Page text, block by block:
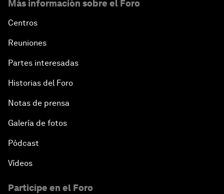
Más información sobre el Foro
Centros
Reuniones
Partes interesadas
Historias del Foro
Notas de prensa
Galería de fotos
Pódcast
Vídeos
Participe en el Foro